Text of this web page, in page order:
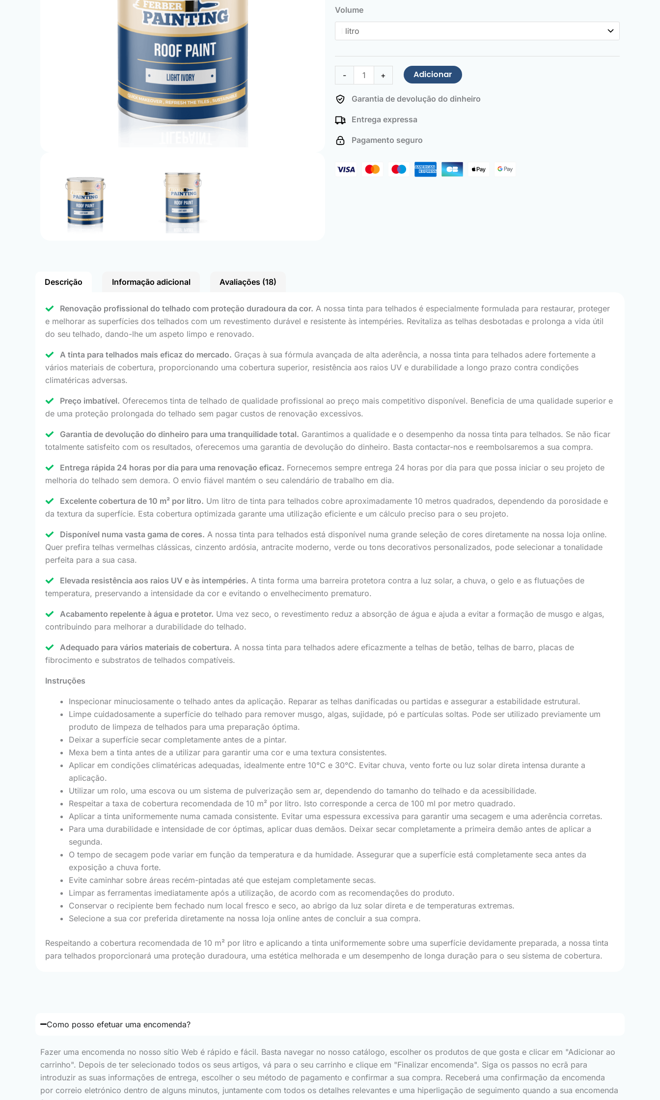
Volume
-
de
Paint
ivory
+
Adicionar
Garantia de devolução do dinheiro
Entrega expressa
Pagamento seguro
Descrição Informação adicional Avaliações (18)
Renovação profissional do telhado com proteção duradoura da cor. A nossa tinta para telhados é especialmente formulada para restaurar, proteger
e melhorar as superfícies dos telhados com um revestimento durável e resistente às intempéries. Revitaliza as telhas desbotadas e prolonga a vida útil
do seu telhado, dando-lhe um aspeto limpo e renovado.
A tinta para telhados mais eficaz do mercado. Graças à sua fórmula avançada de alta aderência, a nossa tinta para telhados adere fortemente a
vários materiais de cobertura, proporcionando uma cobertura superior, resistência aos raios UV e durabilidade a longo prazo contra condições
climatéricas adversas.
Preço imbatível. Oferecemos tinta de telhado de qualidade profissional ao preço mais competitivo disponível. Beneficia de uma qualidade superior e
de uma proteção prolongada do telhado sem pagar custos de renovação excessivos.
Garantia de devolução do dinheiro para uma tranquilidade total. Garantimos a qualidade e o desempenho da nossa tinta para telhados. Se não ficar
totalmente satisfeito com os resultados, oferecemos uma garantia de devolução do dinheiro. Basta contactar-nos e reembolsaremos a sua compra.
Entrega rápida 24 horas por dia para uma renovação eficaz. Fornecemos sempre entrega 24 horas por dia para que possa iniciar o seu projeto de
melhoria do telhado sem demora. O envio fiável mantém o seu calendário de trabalho em dia.
Excelente cobertura de 10 m² por litro. Um litro de tinta para telhados cobre aproximadamente 10 metros quadrados, dependendo da porosidade e
da textura da superfície. Esta cobertura optimizada garante uma utilização eficiente e um cálculo preciso para o seu projeto.
Disponível numa vasta gama de cores. A nossa tinta para telhados está disponível numa grande seleção de cores diretamente na nossa loja online.
Quer prefira telhas vermelhas clássicas, cinzento ardósia, antracite moderno, verde ou tons decorativos personalizados, pode selecionar a tonalidade
perfeita para a sua casa.
Elevada resistência aos raios UV e às intempéries. A tinta forma uma barreira protetora contra a luz solar, a chuva, o gelo e as flutuações de
temperatura, preservando a intensidade da cor e evitando o envelhecimento prematuro.
Acabamento repelente à água e protetor. Uma vez seco, o revestimento reduz a absorção de água e ajuda a evitar a formação de musgo e algas,
contribuindo para melhorar a durabilidade do telhado.
Adequado para vários materiais de cobertura. A nossa tinta para telhados adere eficazmente a telhas de betão, telhas de barro, placas de
fibrocimento e substratos de telhados compatíveis.
Instruções
Inspecionar minuciosamente o telhado antes da aplicação. Reparar as telhas danificadas ou partidas e assegurar a estabilidade estrutural.
Limpe cuidadosamente a superfície do telhado para remover musgo, algas, sujidade, pó e partículas soltas. Pode ser utilizado previamente um
produto de limpeza de telhados para uma preparação óptima.
Deixar a superfície secar completamente antes de a pintar.
Mexa bem a tinta antes de a utilizar para garantir uma cor e uma textura consistentes.
Aplicar em condições climatéricas adequadas, idealmente entre 10°C e 30°C. Evitar chuva, vento forte ou luz solar direta intensa durante a
aplicação.
Utilizar um rolo, uma escova ou um sistema de pulverização sem ar, dependendo do tamanho do telhado e da acessibilidade.
Respeitar a taxa de cobertura recomendada de 10 m² por litro. Isto corresponde a cerca de 100 ml por metro quadrado.
Aplicar a tinta uniformemente numa camada consistente. Evitar uma espessura excessiva para garantir uma secagem e uma aderência corretas.
Para uma durabilidade e intensidade de cor óptimas, aplicar duas demãos. Deixar secar completamente a primeira demão antes de aplicar a
segunda.
O tempo de secagem pode variar em função da temperatura e da humidade. Assegurar que a superfície está completamente seca antes da
exposição a chuva forte.
Evite caminhar sobre áreas recém-pintadas até que estejam completamente secas.
Limpar as ferramentas imediatamente após a utilização, de acordo com as recomendações do produto.
Conservar o recipiente bem fechado num local fresco e seco, ao abrigo da luz solar direta e de temperaturas extremas.
Selecione a sua cor preferida diretamente na nossa loja online antes de concluir a sua compra.
Respeitando a cobertura recomendada de 10 m² por litro e aplicando a tinta uniformemente sobre uma superfície devidamente preparada, a nossa tinta
para telhados proporcionará uma proteção duradoura, uma estética melhorada e um desempenho de longa duração para o seu sistema de cobertura.
Como posso efetuar uma encomenda?
Fazer uma encomenda no nosso sítio Web é rápido e fácil. Basta navegar no nosso catálogo, escolher os produtos de que gosta e clicar em "Adicionar ao
carrinho". Depois de ter selecionado todos os seus artigos, vá para o seu carrinho e clique em "Finalizar encomenda". Siga os passos no ecrã para
introduzir as suas informações de entrega, escolher o seu método de pagamento e confirmar a sua compra. Receberá uma confirmação da encomenda
por correio eletrónico dentro de alguns minutos, juntamente com todos os detalhes relevantes e uma hiperligação de seguimento quando a sua encomenda